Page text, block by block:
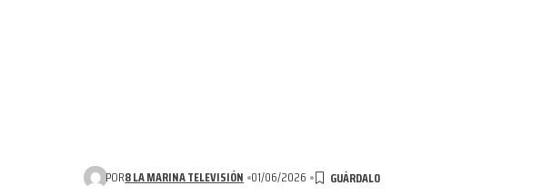
POR8 LA MARINA TELEVISIÓN 01/06/2026